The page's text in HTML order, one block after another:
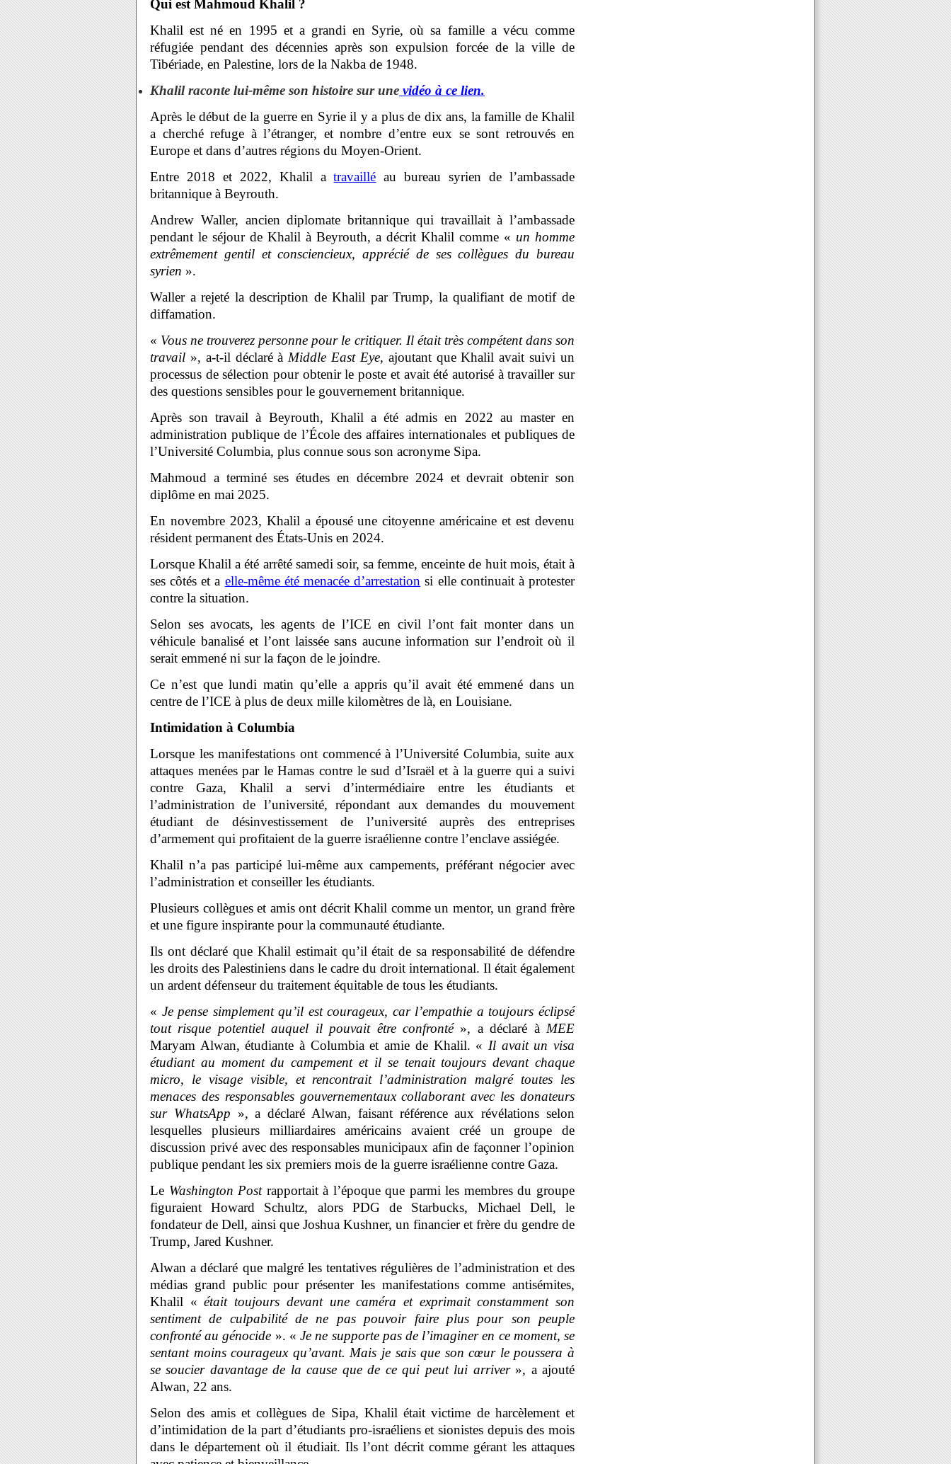
Qui est Mahmoud Khalil ?
Khalil est né en 1995 et a grandi en Syrie, où sa famille a vécu comme
réfugiée pendant des décennies après son expulsion forcée de la ville de
Tibériade, en Palestine, lors de la Nakba de 1948.
Khalil raconte lui-même son histoire sur une vidéo à ce lien.
Après le début de la guerre en Syrie il y a plus de dix ans, la famille de Khalil
a cherché refuge à l’étranger, et nombre d’entre eux se sont retrouvés en
Europe et dans d’autres régions du Moyen-Orient.
Entre 2018 et 2022, Khalil atravaillé au bureau syrien de l’ambassade
britannique à Beyrouth.
Andrew Waller, ancien diplomate britannique qui travaillait à l’ambassade
pendant le séjour de Khalil à Beyrouth, a décrit Khalil comme « un homme
extrêmement gentil et consciencieux, apprécié de ses collègues du bureau
syrien ».
Waller a rejeté la description de Khalil par Trump, la qualifiant de motif de
diffamation.
« Vous ne trouverez personne pour le critiquer. Il était très compétent dans son
travail », a-t-il déclaré à Middle East Eye, ajoutant que Khalil avait suivi un
processus de sélection pour obtenir le poste et avait été autorisé à travailler sur
des questions sensibles pour le gouvernement britannique.
Après son travail à Beyrouth, Khalil a été admis en 2022 au master en
administration publique de l’École des affaires internationales et publiques de
l’Université Columbia, plus connue sous son acronyme Sipa.
Mahmoud a terminé ses études en décembre 2024 et devrait obtenir son
diplôme en mai 2025.
En novembre 2023, Khalil a épousé une citoyenne américaine et est devenu
résident permanent des États-Unis en 2024.
Lorsque Khalil a été arrêté samedi soir, sa femme, enceinte de huit mois, était à
ses côtés et a elle-même été menacée d’arrestation si elle continuait à protester
contre la situation.
Selon ses avocats, les agents de l’ICE en civil l’ont fait monter dans un
véhicule banalisé et l’ont laissée sans aucune information sur l’endroit où il
serait emmené ni sur la façon de le joindre.
Ce n’est que lundi matin qu’elle a appris qu’il avait été emmené dans un
centre de l’ICE à plus de deux mille kilomètres de là, en Louisiane.
Intimidation à Columbia
Lorsque les manifestations ont commencé à l’Université Columbia, suite aux
attaques menées par le Hamas contre le sud d’Israël et à la guerre qui a suivi
contre Gaza, Khalil a servi d’intermédiaire entre les étudiants et
l’administration de l’université, répondant aux demandes du mouvement
étudiant de désinvestissement de l’université auprès des entreprises
d’armement qui profitaient de la guerre israélienne contre l’enclave assiégée.
Khalil n’a pas participé lui-même aux campements, préférant négocier avec
l’administration et conseiller les étudiants.
Plusieurs collègues et amis ont décrit Khalil comme un mentor, un grand frère
et une figure inspirante pour la communauté étudiante.
Ils ont déclaré que Khalil estimait qu’il était de sa responsabilité de défendre
les droits des Palestiniens dans le cadre du droit international. Il était également
un ardent défenseur du traitement équitable de tous les étudiants.
« Je pense simplement qu’il est courageux, car l’empathie a toujours éclipsé
tout risque potentiel auquel il pouvait être confronté », a déclaré à MEE
Maryam Alwan, étudiante à Columbia et amie de Khalil. « Il avait un visa
étudiant au moment du campement et il se tenait toujours devant chaque
micro, le visage visible, et rencontrait l’administration malgré toutes les
menaces des responsables gouvernementaux collaborant avec les donateurs
sur WhatsApp », a déclaré Alwan, faisant référence aux révélations selon
lesquelles plusieurs milliardaires américains avaient créé un groupe de
discussion privé avec des responsables municipaux afin de façonner l’opinion
publique pendant les six premiers mois de la guerre israélienne contre Gaza.
Le Washington Postrapportait à l’époque que parmi les membres du groupe
figuraient Howard Schultz, alors PDG de Starbucks, Michael Dell, le
fondateur de Dell, ainsi que Joshua Kushner, un financier et frère du gendre de
Trump, Jared Kushner.
Alwan a déclaré que malgré les tentatives régulières de l’administration et des
médias grand public pour présenter les manifestations comme antisémites,
Khalil «était toujours devant une caméra et exprimait constamment son
sentiment de culpabilité de ne pas pouvoir faire plus pour son peuple
confronté au génocide ». «Je ne supporte pas de l’imaginer en ce moment, se
sentant moins courageux qu’avant. Mais je sais que son cœur le poussera à
se soucier davantage de la cause que de ce qui peut lui arriver», a ajouté
Alwan, 22 ans.
Selon des amis et collègues de Sipa, Khalil était victime de harcèlement et
d’intimidation de la part d’étudiants pro-israéliens et sionistes depuis des mois
dans le département où il étudiait. Ils l’ont décrit comme gérant les attaques